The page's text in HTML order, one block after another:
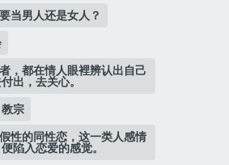
当男人还是女人？
，都在情人眼裡辨认出自己
出，去关心。
宗
性的同性恋，这一类人感情
陷入恋爱的感觉。